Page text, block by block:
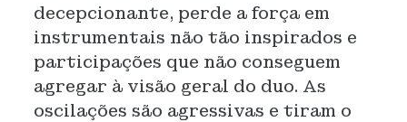
decepcionante, perde a força em
instrumentais não tão inspirados e
participações que não conseguem
agregar à visão geral do duo. As
oscilações são agressivas e tiram o